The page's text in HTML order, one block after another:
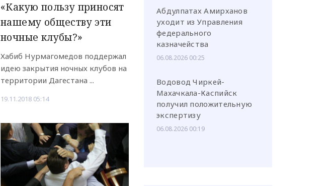
«Какую пользу приносят
нашему обществу эти
ночные клубы?»
Хабиб Нурмагомедов поддержал
идею закрытия ночных клубов на
территории Дагестана ...
19.11.2018 05:14
Абдулпатах Амирханов
уходит из Управления
федерального
казначейства
06.08.2026 00:25
Водовод Чиркей-
Махачкала-Каспийск
получил положительную
экспертизу
06.08.2026 00:19